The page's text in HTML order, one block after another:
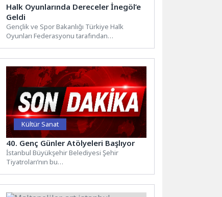
Halk Oyunlarında Dereceler İnegöl’e
Geldi
Gençlik ve Spor Bakanlığı Türkiye Halk
Oyunları Federasyonu tarafından
Kültür Sanat
40. Genç Günler Atölyeleri Başlıyor
İstanbul Büyükşehir Belediyesi Şehir
Tiyatroları’nın bu